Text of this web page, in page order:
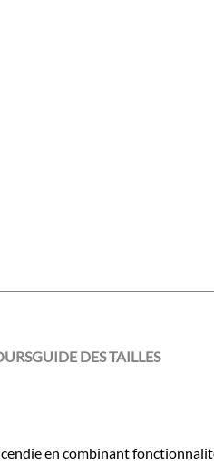
GUIDE DES TAILLES
en combinant